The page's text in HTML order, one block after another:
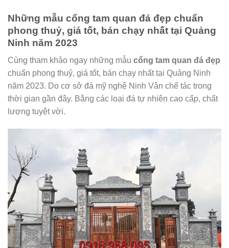
Những mẫu cổng tam quan đá đẹp chuẩn
phong thuỷ, giá tốt, bán chạy nhất tại Quảng
Ninh năm 2023
Cùng tham khảo ngay những mẫu cổng tam quan đá đẹp
chuẩn phong thuỷ, giá tốt, bán chạy nhất tại Quảng Ninh
năm 2023. Do cơ sở đá mỹ nghệ Ninh Vân chế tác trong
thời gian gần đây. Bằng các loại đá tự nhiên cao cấp, chất
lượng tuyệt vời.